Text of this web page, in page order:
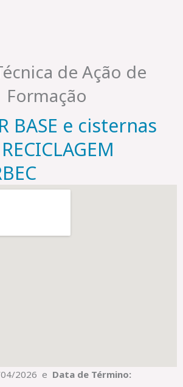
de Ação de
Formação
BASE e cisternas
2026 e Data de Término: